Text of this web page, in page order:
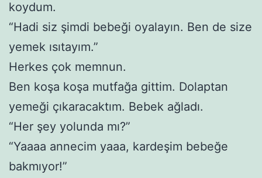
koydum.
“Hadi siz şimdi bebeği oyalayın. Ben de size
yemek ısıtayım.”
Herkes çok memnun.
Ben koşa koşa mutfağa gittim. Dolaptan
yemeği çıkaracaktım. Bebek ağladı.
“Her şey yolunda mı?”
“Yaaaa annecim yaaa, kardeşim bebeğe
bakmıyor!”